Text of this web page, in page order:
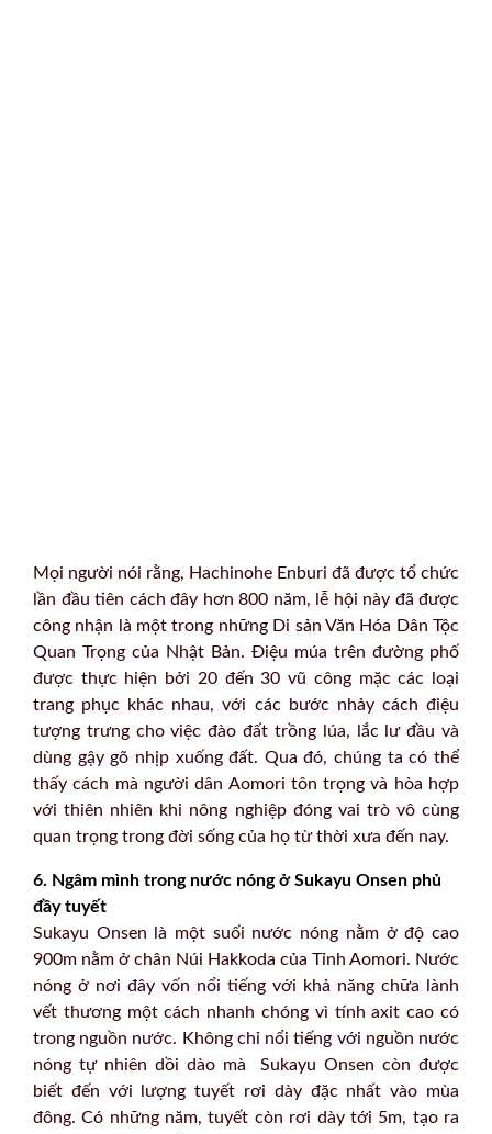
Mọi người nói rằng, Hachinohe Enburi đã được tổ chức
lần đầu tiên cách đây hơn 800 năm, lễ hội này đã được
công nhận là một trong những Di sản Văn Hóa Dân Tộc
Quan Trọng của Nhật Bản. Điệu múa trên đường phố
được thực hiện bởi 20 đến 30 vũ công mặc các loại
trang phục khác nhau, với các bước nhảy cách điệu
tượng trưng cho việc đào đất trồng lúa, lắc lư đầu và
dùng gậy gõ nhịp xuống đất. Qua đó, chúng ta có thể
thấy cách mà người dân Aomori tôn trọng và hòa hợp
với thiên nhiên khi nông nghiệp đóng vai trò vô cùng
quan trọng trong đời sống của họ từ thời xưa đến nay.
6. Ngâm mình trong nước nóng ở Sukayu Onsen phủ
đầy tuyết
Sukayu Onsen là một suối nước nóng nằm ở độ cao
900m nằm ở chân Núi Hakkoda của Tỉnh Aomori. Nước
nóng ở nơi đây vốn nổi tiếng với khả năng chữa lành
vết thương một cách nhanh chóng vì tính axit cao có
trong nguồn nước. Không chỉ nổi tiếng với nguồn nước
nóng tự nhiên dồi dào mà Sukayu Onsen còn được
biết đến với lượng tuyết rơi dày đặc nhất vào mùa
đông. Có những năm, tuyết còn rơi dày tới 5m, tạo ra